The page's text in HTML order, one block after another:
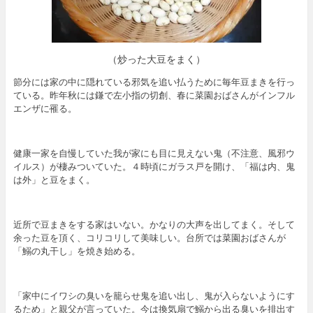
（炒った大豆をまく）
節分には家の中に隠れている邪気を追い払うために毎年豆まきを行っ
ている。昨年秋には鎌で左小指の切創、春に菜園おばさんがインフル
エンザに罹る。
健康一家を自慢していた我が家にも目に見えない鬼（不注意、風邪ウ
イルス）が棲みついていた。４時頃にガラス戸を開け、「福は内、鬼
は外」と豆をまく。
近所で豆まきをする家はいない。かなりの大声を出してまく。そして
余った豆を頂く、コリコリして美味しい。台所では菜園おばさんが
「鰯の丸干し」を焼き始める。
「家中にイワシの臭いを籠らせ鬼を追い出し、鬼が入らないようにす
るため」と親父が言っていた。今は換気扇で鰯から出る臭いを排出す